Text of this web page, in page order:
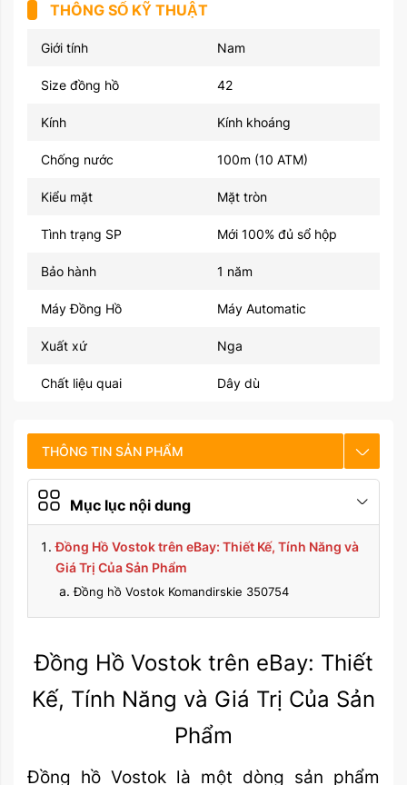
THÔNG SỐ KỸ THUẬT
Giới tính Nam
Size đồng hồ 42
Kính Kính khoáng
Chống nước 100m (10 ATM)
Kiểu mặt Mặt tròn
Tình trạng SP Mới 100% đủ sổ hộp
Bảo hành 1 năm
Máy Đồng Hồ Máy Automatic
Xuất xứ Nga
Chất liệu quai Dây dù
THÔNG TIN SẢN PHẨM
CHẾ ĐỘ BẢO HÀNH
HƯỚNG DẪN SỬ DỤNG
Mục lục nội dung
Đồng Hồ Vostok trên eBay: Thiết Kế, Tính Năng và
Giá Trị Của Sản Phẩm
Đồng hồ Vostok Komandirskie 350754
Đồng Hồ Vostok trên eBay: Thiết
Kế, Tính Năng và Giá Trị Của Sản
Phẩm
Đồng hồ Vostok là một dòng sản phẩm